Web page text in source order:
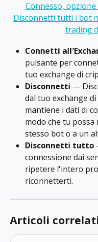
Connetti
pulsante per
tuo exchange di
Disconnetti —
dal tuo exchange
mantiene i dati di
modo che tu
stesso bot o a un
Disconnetti tutto
connessione dai
ripetere l'intero
riconnetterti.
Articoli